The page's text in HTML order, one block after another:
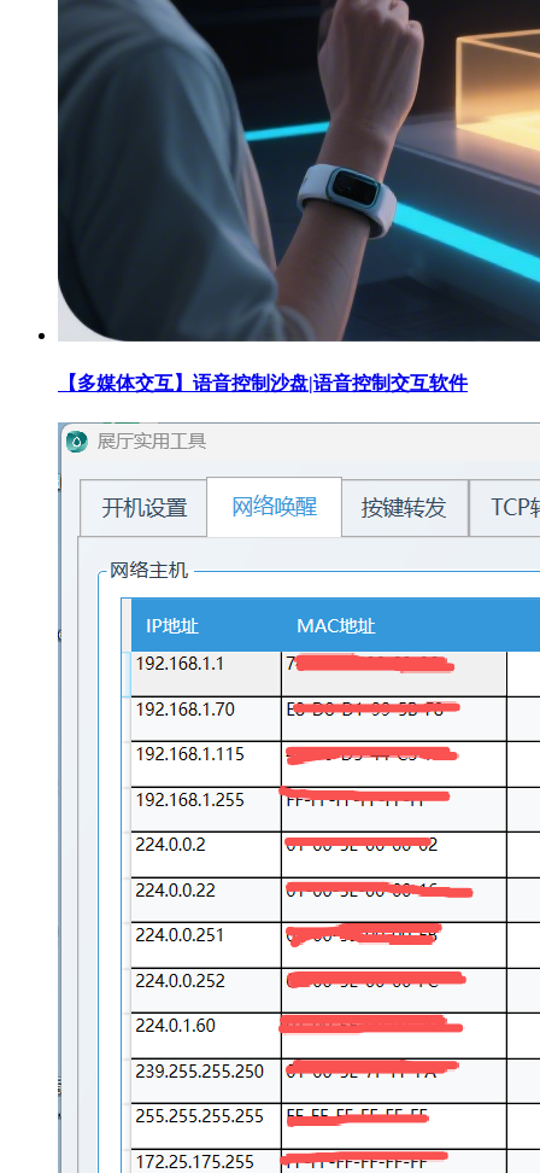
【多媒体交互】语音控制沙盘|语音控制交互软件